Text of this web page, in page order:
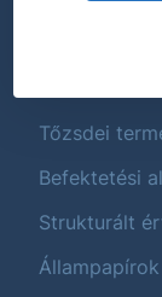
Tőzsdei
Befektetési
Strukturált
Állampapírok